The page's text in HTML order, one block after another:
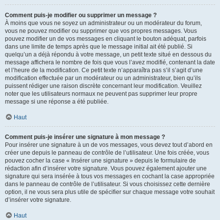
Comment puis-je modifier ou supprimer un message ?
À moins que vous ne soyez un administrateur ou un modérateur du forum,
vous ne pouvez modifier ou supprimer que vos propres messages. Vous
pouvez modifier un de vos messages en cliquant le bouton adéquat, parfois
dans une limite de temps après que le message initial ait été publié. Si
quelqu’un a déjà répondu à votre message, un petit texte situé en dessous du
message affichera le nombre de fois que vous l’avez modifié, contenant la date
et l’heure de la modification. Ce petit texte n’apparaîtra pas s’il s’agit d’une
modification effectuée par un modérateur ou un administrateur, bien qu’ils
puissent rédiger une raison discrète concernant leur modification. Veuillez
noter que les utilisateurs normaux ne peuvent pas supprimer leur propre
message si une réponse a été publiée.
Haut
Comment puis-je insérer une signature à mon message ?
Pour insérer une signature à un de vos messages, vous devez tout d’abord en
créer une depuis le panneau de contrôle de l’utilisateur. Une fois créée, vous
pouvez cocher la case « Insérer une signature » depuis le formulaire de
rédaction afin d’insérer votre signature. Vous pouvez également ajouter une
signature qui sera insérée à tous vos messages en cochant la case appropriée
dans le panneau de contrôle de l’utilisateur. Si vous choisissez cette dernière
option, il ne vous sera plus utile de spécifier sur chaque message votre souhait
d’insérer votre signature.
Haut